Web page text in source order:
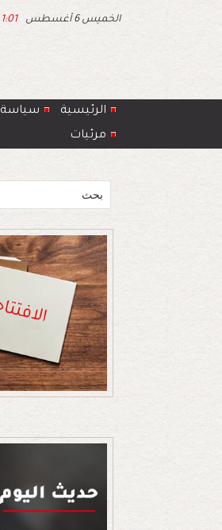
الخميس 6 أغسطس 1:01
الرئيسية سياسة
مرئيات